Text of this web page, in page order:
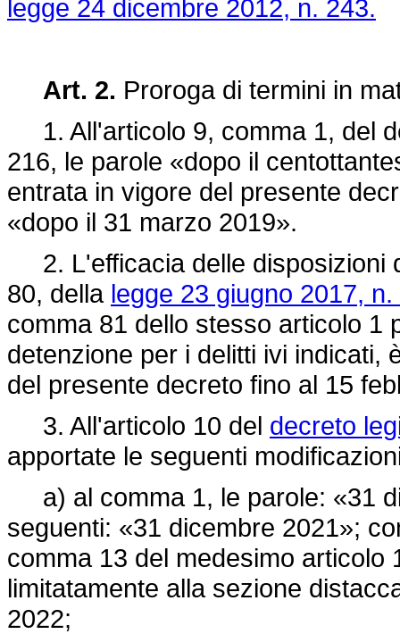
legge 24 dicembre 2012, n. 243.
Art. 2. Proroga di termini in
1. All'articolo 9, comma 1, del
216, le parole «dopo il
entrata in vigore del presente
«dopo il 31 marzo 2019».
2. L'efficacia delle disposizioni
80, della legge 23 giugno 2017, n.
comma 81 dello stesso articolo 1
detenzione per i delitti ivi indicati,
del presente decreto fino al 15
3. All'articolo 10 del decreto
apportate le seguenti
a) al comma 1, le parole: «31
seguenti: «31 dicembre 2021»;
comma 13 del medesimo articolo
limitatamente alla sezione
2022;